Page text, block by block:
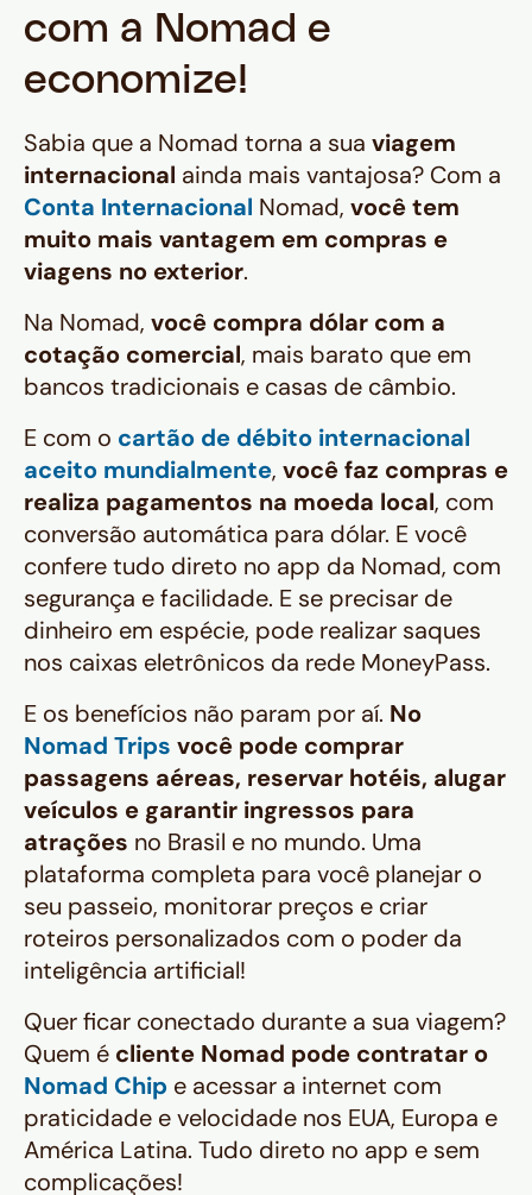
com a Nomad e
economize!
Sabia que a Nomad torna a sua viagem
internacional ainda mais vantajosa? Com a
Conta Internacional Nomad, você tem
muito mais vantagem em compras e
viagens no exterior.
Na Nomad, você compra dólar com a
cotação comercial, mais barato que em
bancos tradicionais e casas de câmbio.
E com o cartão de débito internacional
aceito mundialmente, você faz compras e
realiza pagamentos na moeda local, com
conversão automática para dólar. E você
confere tudo direto no app da Nomad, com
segurança e facilidade. E se precisar de
dinheiro em espécie, pode realizar saques
nos caixas eletrônicos da rede MoneyPass.
E os benefícios não param por aí. No
Nomad Trips você pode comprar
passagens aéreas, reservar hotéis, alugar
veículos e garantir ingressos para
atrações no Brasil e no mundo. Uma
plataforma completa para você planejar o
seu passeio, monitorar preços e criar
roteiros personalizados com o poder da
inteligência artificial!
Quer ficar conectado durante a sua viagem?
Quem é cliente Nomad pode contratar o
Nomad Chip e acessar a internet com
praticidade e velocidade nos EUA, Europa e
América Latina. Tudo direto no app e sem
complicações!